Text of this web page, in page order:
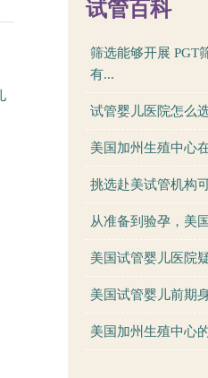
试管百科
筛选能够开展 PGT
有...
试管婴儿医院怎么
美国加州生殖中心
挑选赴美试管机构
从准备到验孕，美
美国试管婴儿医院
美国试管婴儿前期
美国加州生殖中心